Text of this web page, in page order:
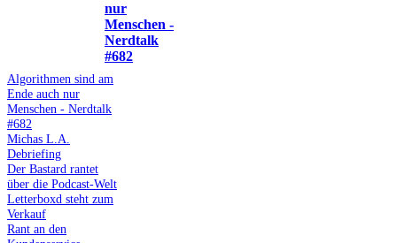
nur
Menschen -
Nerdtalk
#682
Algorithmen sind am
Ende auch nur
Menschen - Nerdtalk
#682
Michas L.A.
Debriefing
Der Bastard rantet
über die Podcast-Welt
Letterboxd steht zum
Verkauf
Rant an den